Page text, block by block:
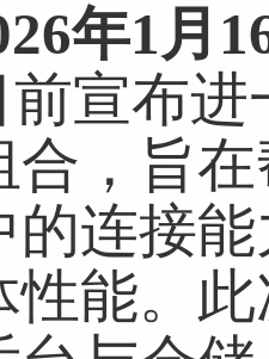
年1月
前宣布
合，旨
的连接
性能。